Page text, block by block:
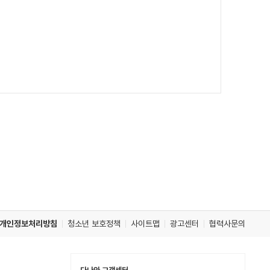
개인정보처리방침 청소년 보호정책 사이트맵 광고센터 협력사문의